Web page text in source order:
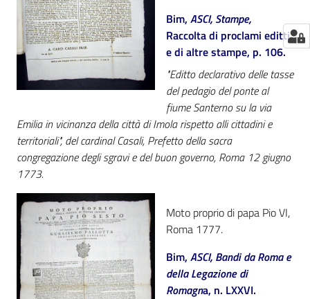
Bim, ASCI, Stampe,
Raccolta di proclami editti
e di altre stampe, p. 106.
"Editto declarativo delle tasse
del pedagio del ponte al
fiume Santerno su la via
Emilia in vicinanza della città di Imola rispetto alli cittadini e
territoriali", del cardinal Casali, Prefetto della sacra
congregazione degli sgravi e del buon governo, Roma 12 giugno
1773.
Moto proprio di papa Pio VI,
Roma 1777.
Bim, ASCI, Bandi da Roma e
della Legazione di
Romagna, n. LXXVI.